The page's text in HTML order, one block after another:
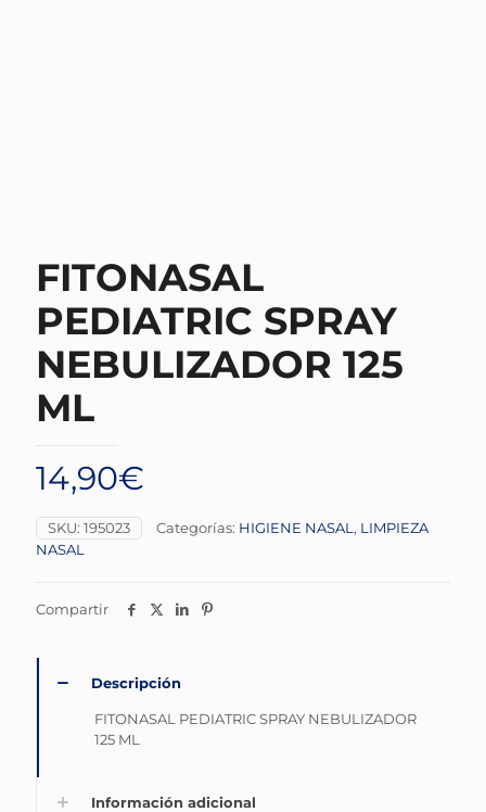
FITONASAL
PEDIATRIC SPRAY
NEBULIZADOR 125
ML
14,90€
SKU: 195023 Categorías: HIGIENE NASAL , LIMPIEZA
NASAL
Compartir
Descripción
FITONASAL PEDIATRIC SPRAY NEBULIZADOR
125 ML
Información adicional